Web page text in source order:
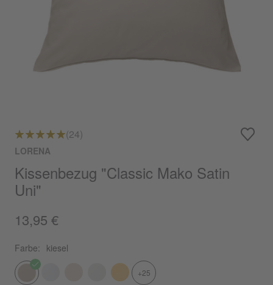
(24)
LORENA
Kissenbezug "Classic Mako Satin
Uni"
13,95 €
Farbe: kiesel
+25